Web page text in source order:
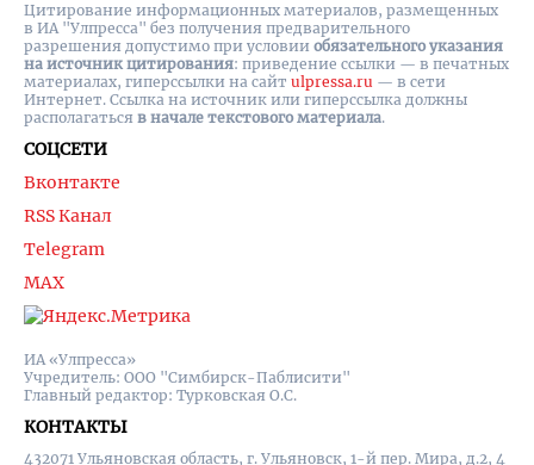
ИА «Улпресса»
Учредитель: ООО "Симбирск-Паблисити"
Главный редактор: Турковская О.С.
КОНТАКТЫ
432071 Ульяновская область, г. Ульяновск, 1-й пер. Мира, д.2, 4
СОЦСЕТИ
Вконтакте
RSS Канал
Telegram
MAX
Цитирование информационных материалов, размещенных
в ИА "Улпресса" без получения предварительного
разрешения допустимо при условии обязательного указания
на источник цитирования: приведение ссылки — в печатных
материалах, гиперссылки на cайт ulpressa.ru — в сети
Интернет. Ссылка на источник или гиперссылка должны
располагаться в начале текстового материала.